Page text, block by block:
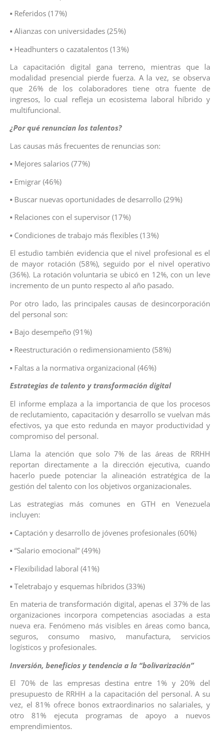
▪ Referidos (17%)
▪ Alianzas con universidades (25%)
▪ Headhunters o cazatalentos (13%)
La capacitación digital gana terreno, mientras que la
modalidad presencial pierde fuerza. A la vez, se observa
que 26% de los colaboradores tiene otra fuente de
ingresos, lo cual refleja un ecosistema laboral híbrido y
multifuncional.
¿Por qué renuncian los talentos?
Las causas más frecuentes de renuncias son:
▪ Mejores salarios (77%)
▪ Emigrar (46%)
▪ Buscar nuevas oportunidades de desarrollo (29%)
▪ Relaciones con el supervisor (17%)
▪ Condiciones de trabajo más flexibles (13%)
El estudio también evidencia que el nivel profesional es el
de mayor rotación (58%), seguido por el nivel operativo
(36%). La rotación voluntaria se ubicó en 12%, con un leve
incremento de un punto respecto al año pasado.
Por otro lado, las principales causas de desincorporación
del personal son:
▪ Bajo desempeño (91%)
▪ Reestructuración o redimensionamiento (58%)
▪ Faltas a la normativa organizacional (46%)
Estrategias de talento y transformación digital
El informe emplaza a la importancia de que los procesos
de reclutamiento, capacitación y desarrollo se vuelvan más
efectivos, ya que esto redunda en mayor productividad y
compromiso del personal.
Llama la atención que solo 7% de las áreas de RRHH
reportan directamente a la dirección ejecutiva, cuando
hacerlo puede potenciar la alineación estratégica de la
gestión del talento con los objetivos organizacionales.
Las estrategias más comunes en GTH en Venezuela
incluyen:
▪ Captación y desarrollo de jóvenes profesionales (60%)
▪ “Salario emocional” (49%)
▪ Flexibilidad laboral (41%)
▪ Teletrabajo y esquemas híbridos (33%)
En materia de transformación digital, apenas el 37% de las
organizaciones incorpora competencias asociadas a esta
nueva era. Fenómeno más visibles en áreas como banca,
seguros, consumo masivo, manufactura, servicios
logísticos y profesionales.
Inversión, beneficios y tendencia a la “bolivarización”
El 70% de las empresas destina entre 1% y 20% del
presupuesto de RRHH a la capacitación del personal. A su
vez, el 81% ofrece bonos extraordinarios no salariales, y
otro 81% ejecuta programas de apoyo a nuevos
emprendimientos.